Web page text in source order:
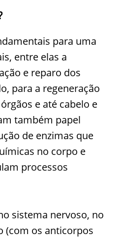
para uma
entre elas a
e reparo dos
para a regeneração
e até cabelo e
também papel
de enzimas que
no corpo e
processos
sistema nervoso, no
(com os anticorpos